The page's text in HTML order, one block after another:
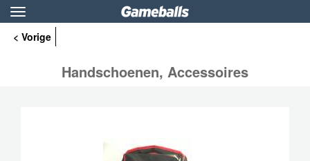
Toggle
navigation
< Vorige
Handschoenen, Accessoires